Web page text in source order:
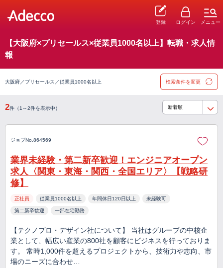
登録 ログイン メニュー
【大阪府×プリセールス×従業員1000名以上】転職・求人情
報
大阪府／プリセールス／従業員1000名以上 検索条件を変更
2件（1～2件を表示中）
ジョブNo.864569
業界未経験・第二新卒歓迎！エンジニアオープン
求人〈関東・東海・関西・全国エリア〉【戦略研
修】
正社員 従業員1000名以上 年間休日120日以上 未経験可
第二新卒歓迎 一部在宅勤務
【テクノプロ・デザイン社について】 当社はグループの中核企
業として、幅広い産業の800社を顧客にビジネスを行っておりま
す。 常時1,000件を超えるプロジェクトから、技術力や志向、市
場のニーズに合わせ…